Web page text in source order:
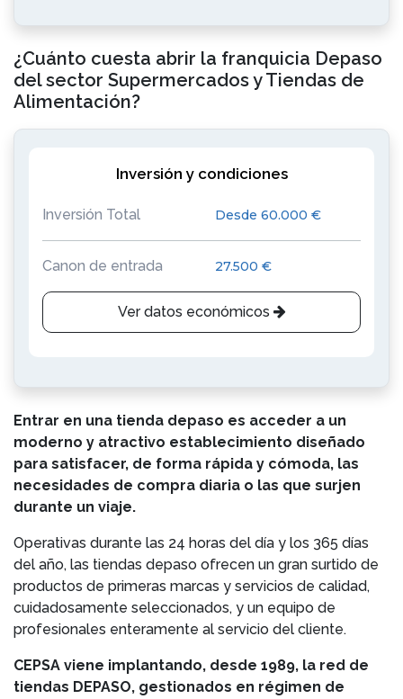
¿Cuánto cuesta abrir la franquicia Depaso
del sector Supermercados y Tiendas de
Alimentación?
Inversión y condiciones
Inversión Total Desde 60.000 €
Canon de entrada 27.500 €
Ver datos económicos
Entrar en una tienda depaso es acceder a un
moderno y atractivo establecimiento diseñado
para satisfacer, de forma rápida y cómoda, las
necesidades de compra diaria o las que surjen
durante un viaje.
Operativas durante las 24 horas del día y los 365 días
del año, las tiendas depaso ofrecen un gran surtido de
productos de primeras marcas y servicios de calidad,
cuidadosamente seleccionados, y un equipo de
profesionales enteramente al servicio del cliente.
CEPSA viene implantando, desde 1989, la red de
tiendas DEPASO, gestionados en régimen de